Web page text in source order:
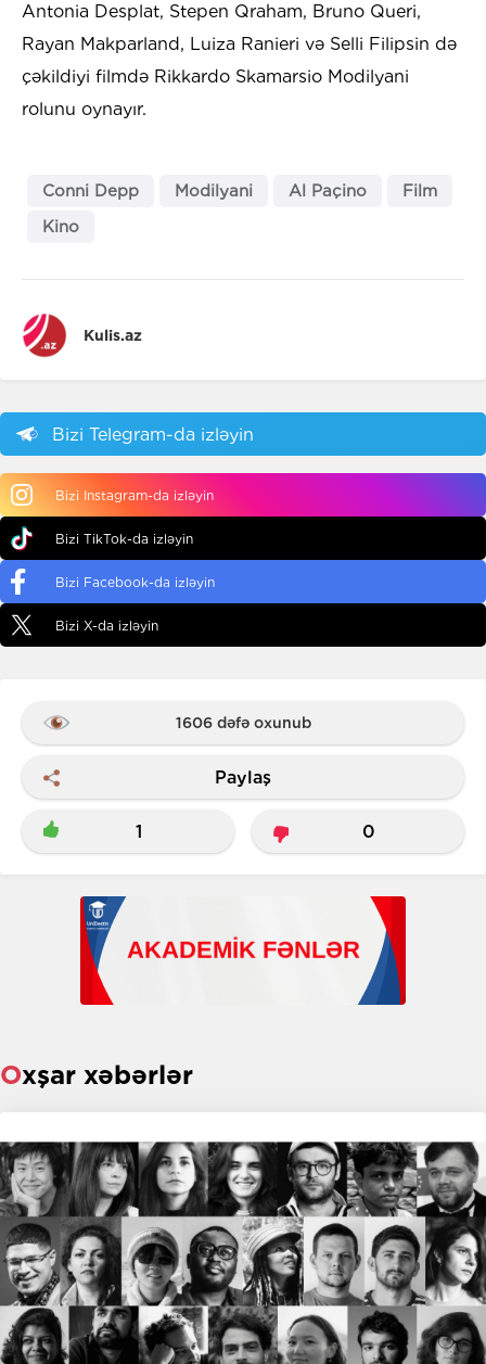
Antonia Desplat, Stepen Qraham, Bruno Queri,
Rayan Makparland, Luiza Ranieri və Selli Filipsin də
çəkildiyi filmdə Rikkardo Skamarsio Modilyani
rolunu oynayır.
Conni Depp Modilyani Al Paçino
Film
Kino
Kulis.az
Bizi Telegram-da izləyin
Bizi Instagram-da izləyin
Bizi TikTok-da izləyin
Bizi Facebook-da izləyin
Bizi X-da izləyin
1606 dəfə oxunub
Paylaş
1 0
Oxşar xəbərlər